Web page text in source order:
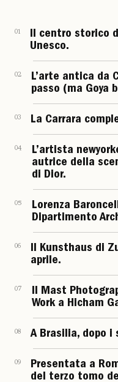
01
Il centro storico
Unesco.
02
L’arte antica da
passo (ma Goya
03 La Carrara
04
L’artista
autrice della
di Dior.
05
Lorenza
Dipartimento
06
Il Kunsthaus di
aprile.
07
Il Mast
Work a Hicham
08 A Brasilia, dopo i
09
Presentata a
del terzo tomo